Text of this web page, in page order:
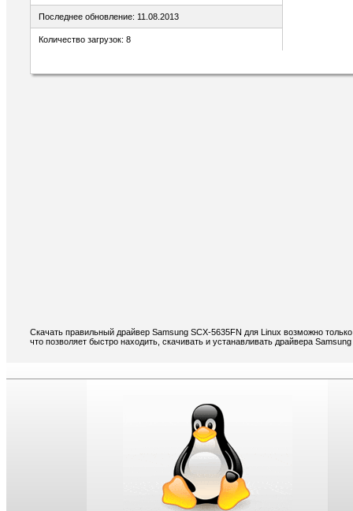
Последнее обновление: 11.08.2013
Количество загрузок: 8
Скачать правильный драйвер Samsung SCX-5635FN для Linux возможно
что позволяет быстро находить, скачивать и устанавливать драйвера